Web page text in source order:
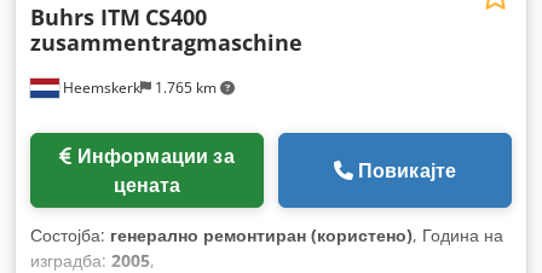
Heemskerk 1.765 km
Buhrs ITM CS400
zusammentragmaschine
цената
Повикајте
Состојба: генерално ремонтиран (користено), Година на
изградба: 2005,